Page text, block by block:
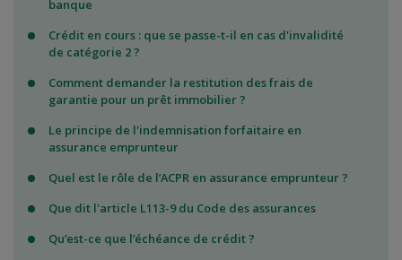
banque
Crédit en cours : que se passe-t-il en cas d'invalidité
de catégorie 2 ?
Comment demander la restitution des frais de
garantie pour un prêt immobilier ?
Le principe de l'indemnisation forfaitaire en
assurance emprunteur
Quel est le rôle de l’ACPR en assurance emprunteur ?
Que dit l'article L113-9 du Code des assurances
Qu’est-ce que l’échéance de crédit ?